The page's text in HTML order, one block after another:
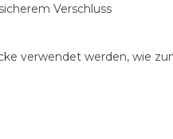
Verschluss
verwendet werden, wie